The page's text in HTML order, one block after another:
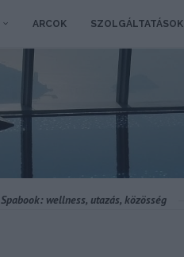
ARCOK SZOLGÁLTATÁSOK
Spabook: wellness, utazás, közösség